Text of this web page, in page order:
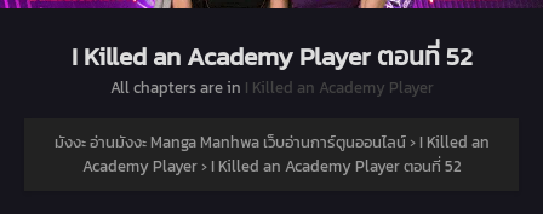
I Killed an Academy Player ตอนที่ 52
All chapters are in I Killed an Academy Player
มังงะ อ่านมังงะ Manga Manhwa เว็บอ่านการ์ตูนออนไลน์› I Killed an
Academy Player› I Killed an Academy Player ตอนที่ 52